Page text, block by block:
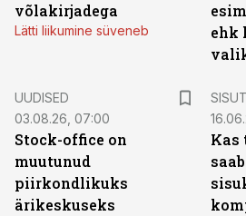
võlakirjadega
Lätti liikumine süveneb
ehk
UUDISED
03.08.26, 07:00
Stock-office on
muutunud
piirkondlikuks
ärikeskuseks
Kas